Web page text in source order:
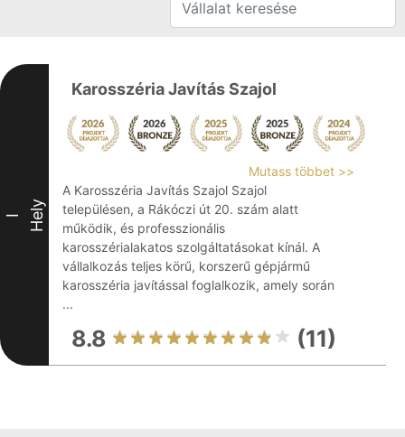
I Hely
Karosszéria Javítás Szajol
Mutass többet >>
A Karosszéria Javítás Szajol Szajol
településen, a Rákóczi út 20. szám alatt
működik, és professzionális
karosszérialakatos szolgáltatásokat kínál. A
vállalkozás teljes körű, korszerű gépjármű
karosszéria javítással foglalkozik, amely során
...
8.8 (11)